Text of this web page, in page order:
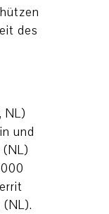
des
NL)
und
(NL)
(NL).